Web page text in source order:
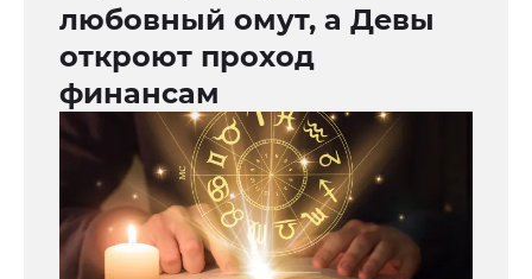
любовный омут, а Девы
откроют проход
финансам